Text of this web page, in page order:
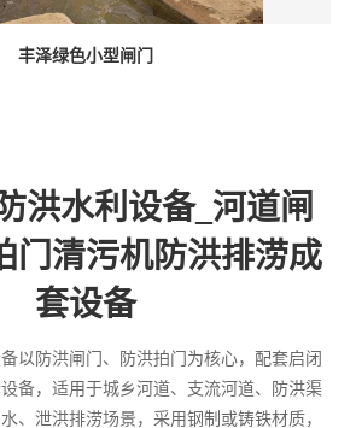
丰泽绿色小型闸门
洪水利设备_河道闸
门清污机防洪排涝成
套设备
以防洪闸门、防洪拍门为核心，配套启闭
备，适用于城乡河道、支流河道、防洪渠
、泄洪排涝场景，采用钢制或铸铁材质，